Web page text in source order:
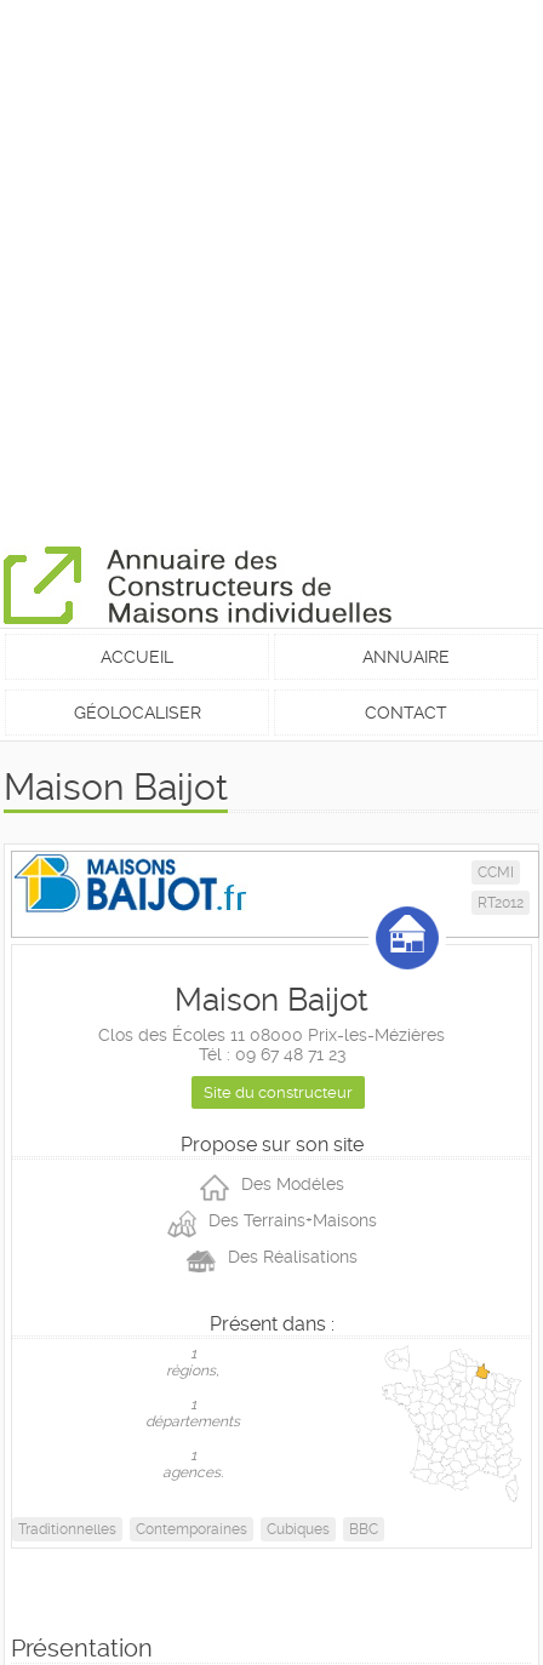
ACCUEIL ANNUAIRE
GÉOLOCALISER CONTACT
Maison Baijot
CCMI
RT2012
Maison Baijot
Clos des Écoles 11 08000 Prix-les-Mézières
Tél : 09 67 48 71 23
Site du constructeur
Propose sur son site
Des Modéles
Des Terrains+Maisons
Des Réalisations
Présent dans :
1
règions,
1
départements
1
agences.
Traditionnelles Contemporaines Cubiques BBC
Présentation